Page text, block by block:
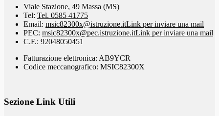
Viale Stazione, 49 Massa (MS)
Tel: Tel. 0585 41775
Email: msic82300x@istruzione.itLink per inviare una mail
PEC: msic82300x@pec.istruzione.itLink per inviare una mail
C.F.: 92048050451
Fatturazione elettronica: AB9YCR
Codice meccanografico: MSIC82300X
Sezione Link Utili